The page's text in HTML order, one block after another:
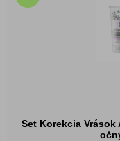
Set Korekcia